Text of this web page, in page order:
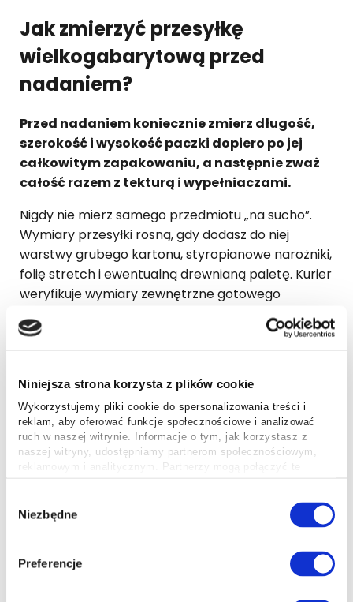
Niniejsza strona korzysta z plików cookie
Wykorzystujemy pliki cookie do spersonalizowania treści i
reklam, aby oferować funkcje społecznościowe i analizować
ruch w naszej witrynie. Informacje o tym, jak korzystasz z
naszej witryny, udostępniamy partnerom społecznościowym,
reklamowym i analitycznym. Partnerzy mogą połączyć te
zgody
Niezbędne
Preferencje
Jak zmierzyć przesyłkę
wielkogabarytową przed
nadaniem?
Przed nadaniem koniecznie zmierz długość,
szerokość i wysokość paczki dopiero po jej
całkowitym zapakowaniu, a następnie zważ
całość razem z tekturą i wypełniaczami.
Nigdy nie mierz samego przedmiotu „na sucho”.
Wymiary przesyłki rosną, gdy dodasz do niej
warstwy grubego kartonu, styropianowe narożniki,
folię stretch i ewentualną drewnianą paletę. Kurier
weryfikuje wymiary zewnętrzne gotowego
ładunku. W przypadku dużych gabarytów zaledwie
kilka centymetrów różnicy między deklaracją a
[ ] Zmierz najdłuższy bok paczki.
[ ] Zmierz jej szerokość i maksymalną
wysokość.
[ ] Zważ gotową paczkę.
[ ] Porównaj uzyskane parametry z
[ ] Wyceń przesyłkę w kalkulatorze przed